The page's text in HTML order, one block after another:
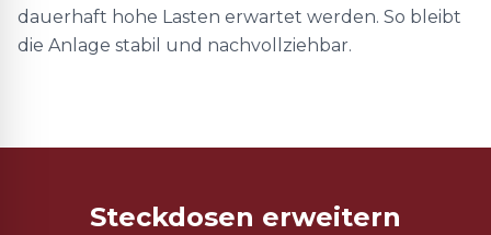
dauerhaft hohe Lasten erwartet werden. So bleibt
die Anlage stabil und nachvollziehbar.
Steckdosen erweitern